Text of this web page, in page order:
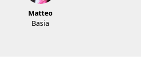
Matteo
Basia